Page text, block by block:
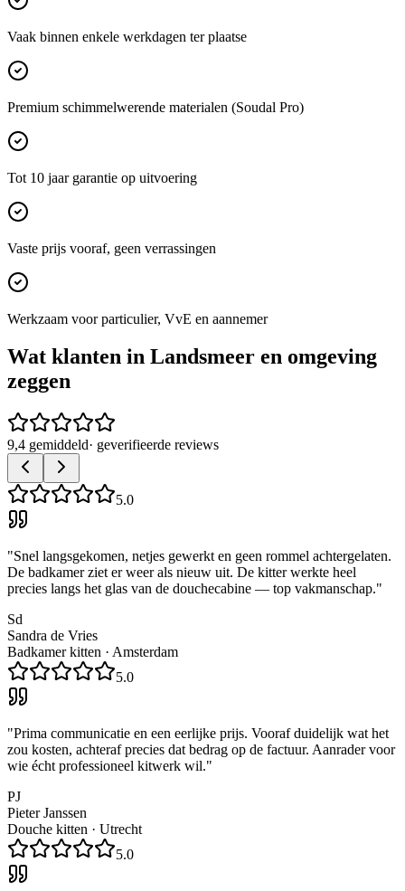
Vaak binnen enkele werkdagen ter plaatse
Premium schimmelwerende materialen (Soudal Pro)
Tot 10 jaar garantie op uitvoering
Vaste prijs vooraf, geen verrassingen
Werkzaam voor particulier, VvE en aannemer
Wat klanten in Landsmeer en omgeving
zeggen
9,4 gemiddeld· geverifieerde reviews
5.0
"Snel langsgekomen, netjes gewerkt en geen rommel achtergelaten.
De badkamer ziet er weer als nieuw uit. De kitter werkte heel
precies langs het glas van de douchecabine — top vakmanschap."
Sd
Sandra de Vries
Badkamer kitten · Amsterdam
5.0
"Prima communicatie en een eerlijke prijs. Vooraf duidelijk wat het
zou kosten, achteraf precies dat bedrag op de factuur. Aanrader voor
wie écht professioneel kitwerk wil."
PJ
Pieter Janssen
Douche kitten · Utrecht
5.0